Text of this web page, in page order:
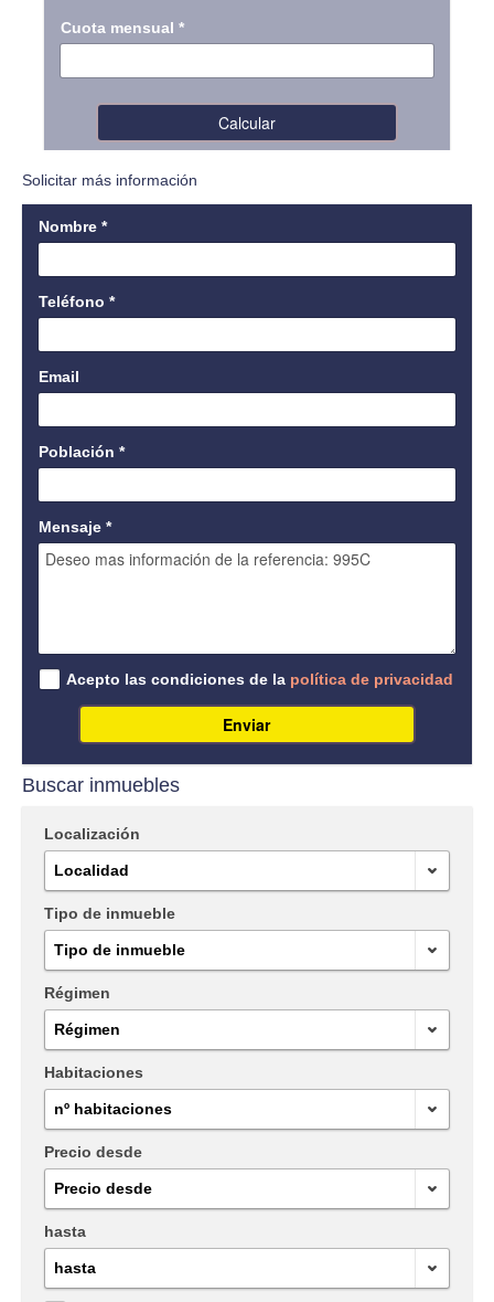
Solicitar más información
Nombre *
Teléfono *
Email
Población *
Mensaje *
Acepto las condiciones de la política de privacidad
Enviar
Buscar inmuebles
Localización
Localidad
Tipo de inmueble
Tipo de inmueble
Régimen
Régimen
Habitaciones
nº habitaciones
Precio desde
Precio desde
hasta
hasta